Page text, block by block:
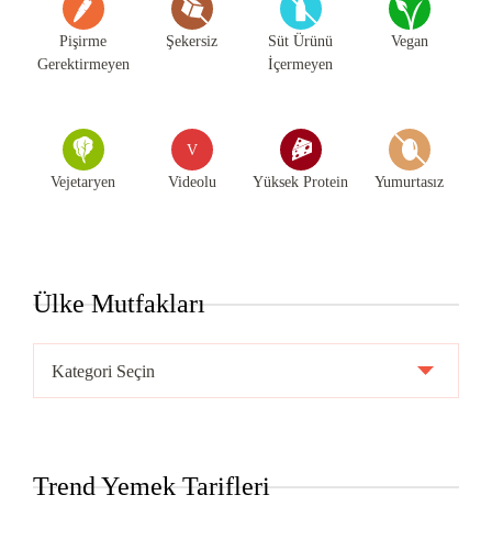
Pişirme
Gerektirmeyen
Şekersiz
Süt Ürünü
İçermeyen
Vegan
Vejetaryen
V
Videolu Yüksek Protein Yumurtasız
Ülke Mutfakları
Mutfakları
Trend Yemek Tarifleri